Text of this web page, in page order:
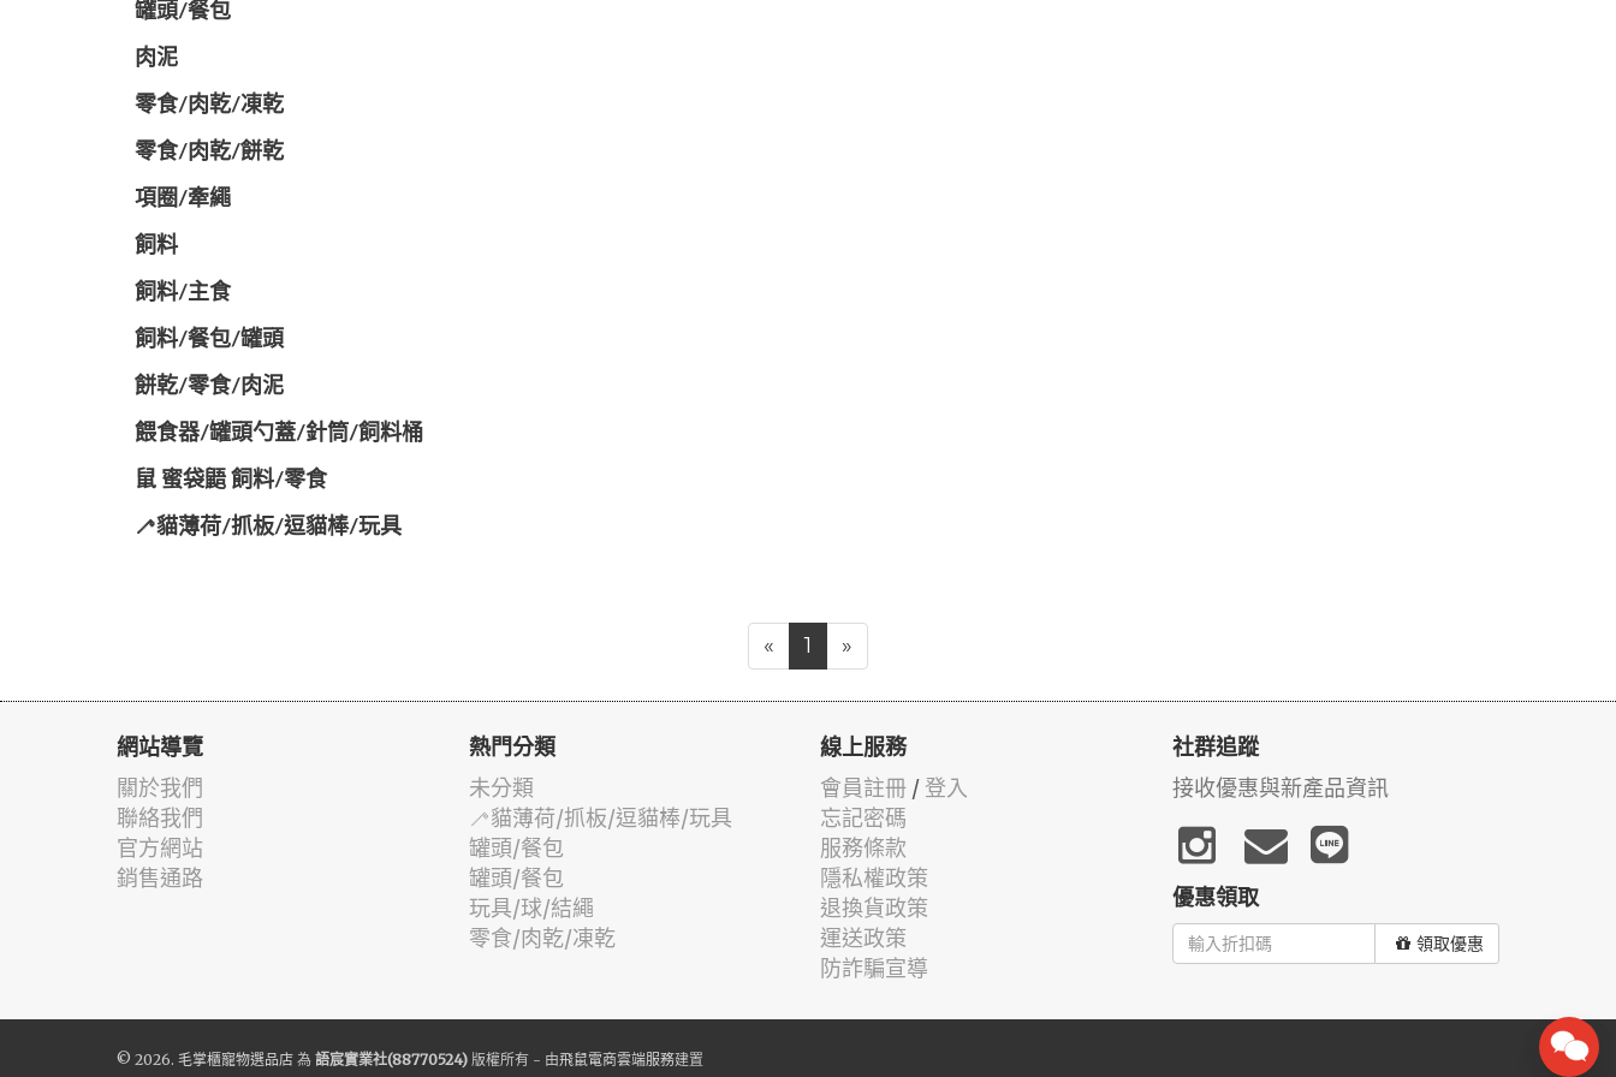
罐頭/餐包
肉泥
零食/肉乾/凍乾
零食/肉乾/餅乾
項圈/牽繩
飼料
飼料/主食
飼料/餐包/罐頭
餅乾/零食/肉泥
餵食器/罐頭勺蓋/針筒/飼料桶
鼠 蜜袋鼯 飼料/零食
🦯貓薄荷/抓板/逗貓棒/玩具
« 1 »
網站導覽
關於我們
聯絡我們
官方網站
銷售通路
熱門分類
未分類
🦯貓薄荷/抓板/逗貓棒/玩具
罐頭/餐包
罐頭/餐包
玩具/球/結繩
零食/肉乾/凍乾
線上服務
會員註冊 / 登入
忘記密碼
服務條款
隱私權政策
退換貨政策
運送政策
防詐騙宣導
社群追蹤
接收優惠與新產品資訊
優惠領取
領取優惠
© 2026. 毛掌櫃寵物選品店 為 語宸實業社(88770524) 版權所有 - 由飛鼠電商雲端服務建置